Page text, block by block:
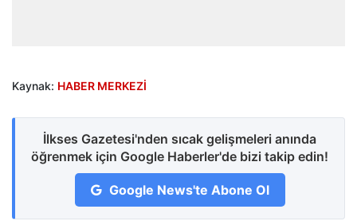
Kaynak: HABER MERKEZİ
İlkses Gazetesi'nden sıcak gelişmeleri anında
öğrenmek için Google Haberler'de bizi takip edin!
Google News'te Abone Ol